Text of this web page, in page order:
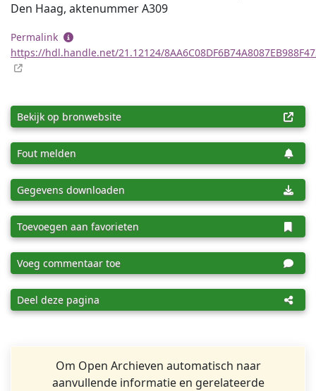
Den Haag, aktenummer A309
Permalink
https://hdl.handle.net/21.12124/
Bekijk op bronwebsite
Fout melden
Gegevens downloaden
Toevoegen aan favorieten
Voeg commentaar toe
Deel deze pagina
Om Open Archieven automatisch naar
aanvullende informatie en gerelateerde